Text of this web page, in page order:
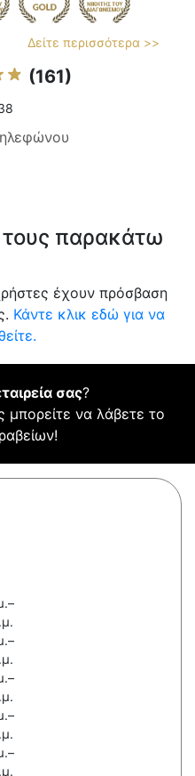
Δείτε περισσότερα >>
(161)
τους παρακάτω
έχουν πρόσβαση
Κάντε κλικ εδώ για να
σας?
μπορείτε να λάβετε το